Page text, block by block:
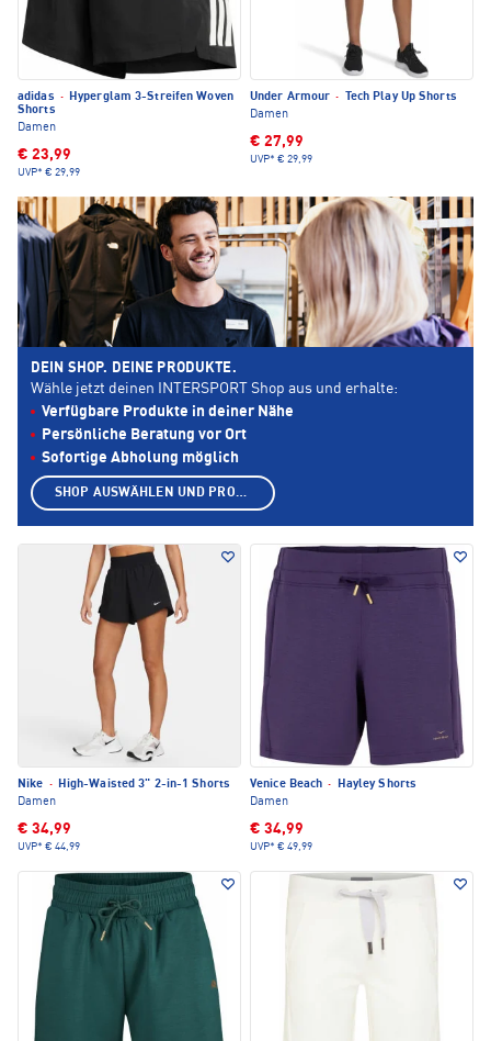
adidas ·
Hyperglam 3-Streifen Woven
Shorts
Damen
€ 23,99
UVP* € 29,99
Under Armour ·
Tech Play Up Shorts
Damen
€ 27,99
UVP* € 29,99
Nike · High-Waisted 3" 2-in-1 Shorts
Damen
€ 34,99
UVP* € 44,99
Venice Beach ·
Hayley Shorts
Damen
€ 34,99
UVP* € 49,99
DEIN SHOP. DEINE PRODUKTE.
Wähle jetzt deinen INTERSPORT Shop aus und erhalte:
Verfügbare Produkte in deiner Nähe
Persönliche Beratung vor Ort
Sofortige Abholung möglich
SHOP AUSWÄHLEN UND PRODUKTE ANZEIGEN